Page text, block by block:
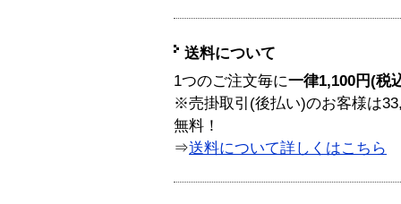
送料について
1つのご注文毎に一律1,100円(税
※売掛取引(後払い)のお客様は
無料！
⇒送料について詳しくはこちら